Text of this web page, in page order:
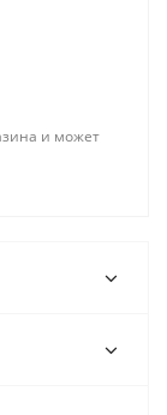
и может